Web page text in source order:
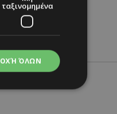
ταξινομημένα
ΌΛΩΝ